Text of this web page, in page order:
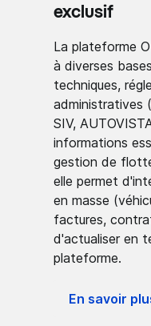
exclusif
La plateforme
à diverses
techniques,
administratives
SIV,
informations
gestion de
elle permet
en masse
factures,
d'actualiser en
plateforme.
En savoir